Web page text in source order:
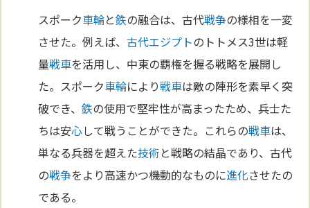
スポーク車輪と鉄の融合は、古代戦争の様相を一変
させた。例えば、古代エジプトのトトメス3世は軽
量戦車を活用し、中東の覇権を握る戦略を展開し
た。スポーク車輪により戦車は敵の陣形を素早く突
破でき、鉄の使用で堅牢性が高まったため、兵士た
ちは安心して戦うことができた。これらの戦車は、
単なる兵器を超えた技術と戦略の結晶であり、古代
の戦争をより高速かつ機動的なものに進化させたの
である。